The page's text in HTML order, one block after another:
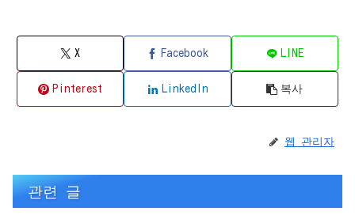
X Facebook LINE
Pinterest LinkedIn 복사
웹 관리자
관련 글